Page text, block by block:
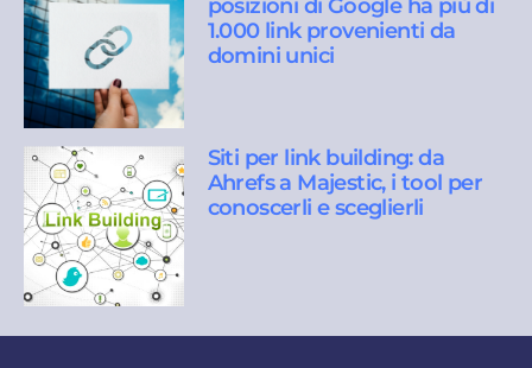
posizioni di Google ha più di
1.000 link provenienti da
domini unici
Siti per link building: da
Ahrefs a Majestic, i tool per
conoscerli e sceglierli